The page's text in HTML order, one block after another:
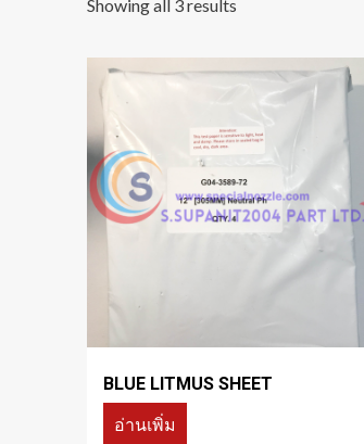
Showing all 3 results
BLUE LITMUS SHEET
อ่านเพิ่ม